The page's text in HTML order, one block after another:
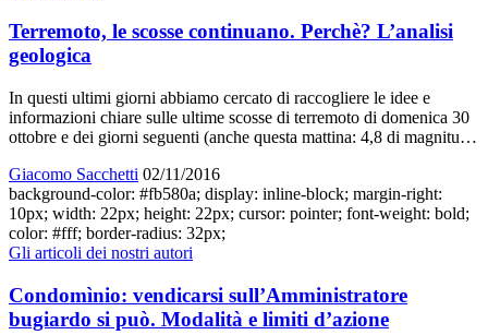
Terremoto, le scosse continuano. Perchè? L’analisi
geologica
In questi ultimi giorni abbiamo cercato di raccogliere le idee e
informazioni chiare sulle ultime scosse di terremoto di domenica 30
ottobre e dei giorni seguenti (anche questa mattina: 4,8 di magnitu…
Giacomo Sacchetti 02/11/2016
background-color: #fb580a; display: inline-block; margin-right:
10px; width: 22px; height: 22px; cursor: pointer; font-weight: bold;
color: #fff; border-radius: 32px;
Gli articoli dei nostri autori
Condomìnio: vendicarsi sull’Amministratore
bugiardo si può. Modalità e limiti d’azione